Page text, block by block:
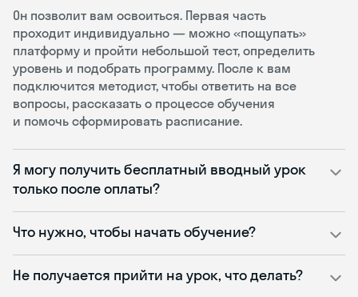
Он позволит вам освоиться. Первая часть
проходит индивидуально — можно «пощупать»
платформу и пройти небольшой тест, определить
уровень и подобрать программу. После к вам
подключится методист, чтобы ответить на все
вопросы, рассказать о процессе обучения
и помочь сформировать расписание.
Я могу получить бесплатный вводный урок
только после оплаты?
Что нужно, чтобы начать обучение?
Не получается прийти на урок, что делать?